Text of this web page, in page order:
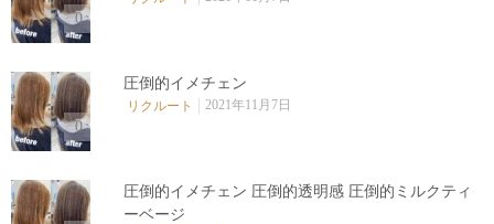
0
0
圧倒的イメチェン
リクルート 2021年11月7日
圧倒的イメチェン 圧倒的透明感 圧倒的ミルクティ
ーベージ